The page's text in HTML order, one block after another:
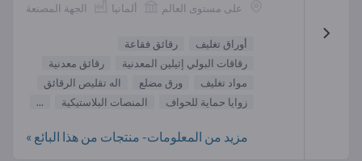
الجهة المصنعة ألمانيا على مستوى العالم
أوراق تغليف
رقائق فقاعة
رقاقات البولي إثيلين المعدنية
رقائق معدنية
مواد تغليف
ورق مضلع
اله تقليص الرقائق
زوايا حماية للحواف
المنصات البلاستيكية ...
مزيد من المعلومات- منتجات من هذا البائع »